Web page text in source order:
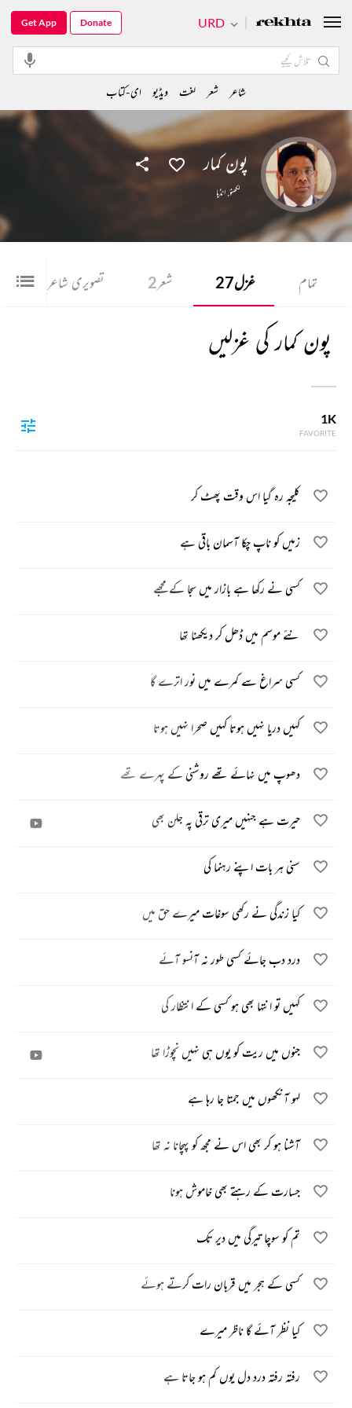
پون کمار
لکھنؤ,انڈیا
تمام غزل27 شعر2 تصویری شاعری1
پون کمار کی غزلیں
1K
FAVORITE
کلیجہ رہ گیا اس وقت پھٹ کر
زمیں کو ناپ چکا آسمان باقی ہے
کسی نے رکھا ہے بازار میں سجا کے مجھے
نئے موسم میں ڈھل کر دیکھنا تھا
کسی سراغ سے کمرے میں نور اترے گا
کہیں دریا نہیں ہوتا کہیں صحرا نہیں ہوتا
دھوپ میں نہائے تھے روشنی کے پہرے تھے
حیرت ہے جنہیں میری ترقی پہ جلن بھی
سنی ہر بات اپنے رہنما کی
کیا زندگی نے رکھی سوغات میرے حق میں
درد دب جائے کسی طور نہ آنسو آئے
کہیں تو انتہا بھی ہو کسی کے انتظار کی
جنوں میں ریت کو یوں ہی نہیں نچوڑا تھا
لہو آنکھوں میں جمتا جا رہا ہے
آشنا ہو کر بھی اس نے مجھ کو پہچانا نہ تھا
جسارت کے رہتے بھی خاموش ہونا
تم کو سوچا تیرگی میں دیر تک
کسی کے ہجر میں قربان رات کرتے ہوئے
کیا نظر آئے گا ناظر میرے
رفتہ رفتہ درد دل یوں کم ہو جاتا ہے
URD
Get App Donate
شاعر شعر لغت ویڈیو ای-کتاب